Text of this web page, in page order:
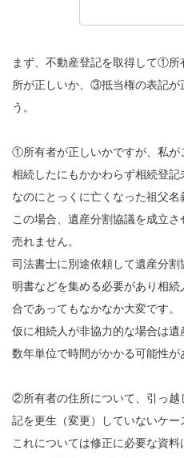
まず、不動産登記を取得して①
所が正しいか、③抵当権の表記が
う。
①所有者が正しいかですが、私が
相続したにもかかわらず相続登
なのにとっくに亡くなった祖父名
この場合、遺産分割協議を成立
売れません。
司法書士に別途依頼して遺産分
明書などを集める必要があり相
合であってもなかなか大変です。
仮に相続人が非協力的な場合は
数年単位で時間がかかる可能性が
②所有者の住所について、引っ越
記を更生（変更）していないケー
これについては修正に必要な資